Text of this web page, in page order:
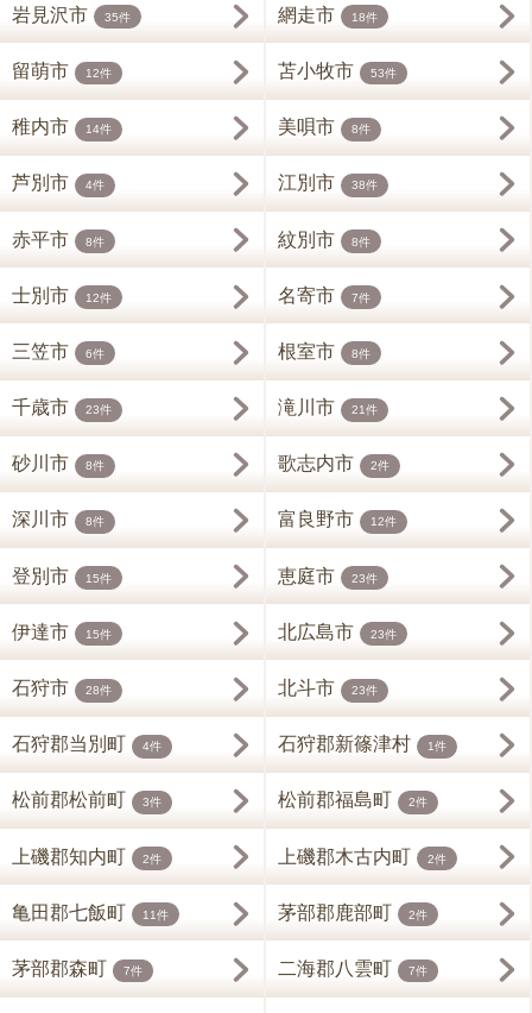
岩見沢市 35件 網走市 18件
留萌市 12件 苫小牧市 53件
稚内市 14件 美唄市 8件
芦別市 4件 江別市 38件
赤平市 8件 紋別市 8件
士別市 12件 名寄市 7件
三笠市 6件 根室市 8件
千歳市 23件 滝川市 21件
砂川市 8件 歌志内市 2件
深川市 8件 富良野市 12件
登別市 15件 恵庭市 23件
伊達市 15件 北広島市 23件
石狩市 28件 北斗市 23件
石狩郡当別町 4件 石狩郡新篠津村 1件
松前郡松前町 3件 松前郡福島町 2件
上磯郡知内町 2件 上磯郡木古内町 2件
亀田郡七飯町 11件 茅部郡鹿部町 2件
茅部郡森町 7件 二海郡八雲町 7件